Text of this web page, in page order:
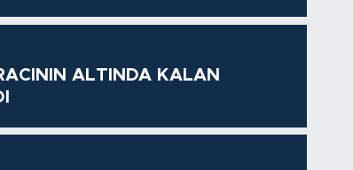
ALTINDA KALAN